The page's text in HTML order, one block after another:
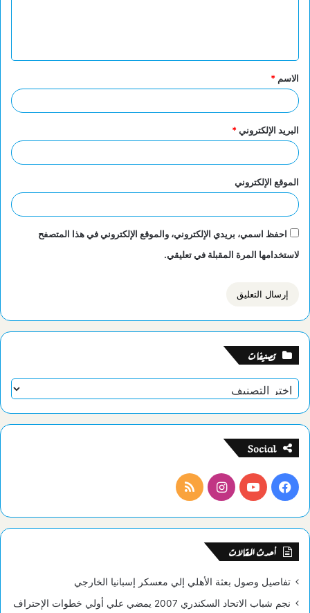
ق
*
الاسم *
البريد الإلكتروني*
الموقع الإلكتروني
احفظ اسمي، بريدي الإلكتروني، والموقع الإلكتروني في هذا المتصفح
لاستخدامها المرة المقبلة في تعليقي.
تصنيفات
تصنيفات
Social
فيسبوكيوتيوبانستقرامملخص
الموقع
أحدث المقالات
تفاصيل وصول بعثة الأهلي إلي معسكر إسبانيا الخارجي
نجم شباب الاتحاد السكندري 2007 يمضي علي أولي خطوات الإحتراف